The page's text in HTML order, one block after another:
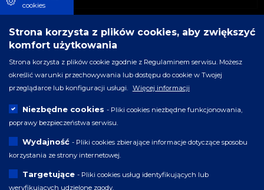
cookies
Strona korzysta z plików cookies, aby zwiększyć
komfort użytkowania
Strona korzysta z plików cookie zgodnie z Regulaminem serwisu. Możesz
określić warunki przechowywania lub dostępu do cookie w Twojej
przeglądarce lub konfiguracji usługi.
Więcej informacji
Niezbędne cookies - Pliki cookies niezbędne funkcjonowania,
poprawy bezpieczeństwa serwisu.
Wydajność - Pliki cookies zbierające informacje dotyczące sposobu
korzystania ze strony internetowej.
Targetujące - Pliki cookies usług identyfikujących lub
weryfikujących udzielone zgody.